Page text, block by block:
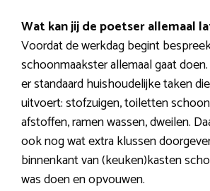
Wat kan jij de poetser allemaal
Voordat de werkdag begint
schoonmaakster allemaal gaat
er standaard huishoudelijke taken
uitvoert: stofzuigen, toiletten
afstoffen, ramen wassen, dweilen.
ook nog wat extra klussen
binnenkant van (keuken)kasten
was doen en opvouwen.